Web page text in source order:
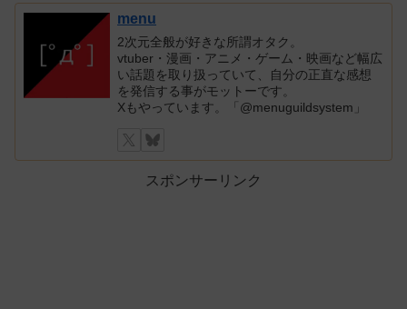
menu
2次元全般が好きな所謂オタク。
vtuber・漫画・アニメ・ゲーム・映画など幅広
い話題を取り扱っていて、自分の正直な感想
を発信する事がモットーです。
Xもやっています。「@menuguildsystem」
スポンサーリンク